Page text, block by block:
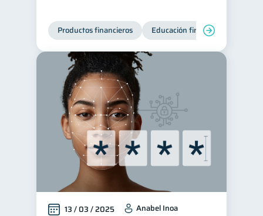
Productos financieros Educación financiera
13 / 03 / 2025 Anabel Inoa